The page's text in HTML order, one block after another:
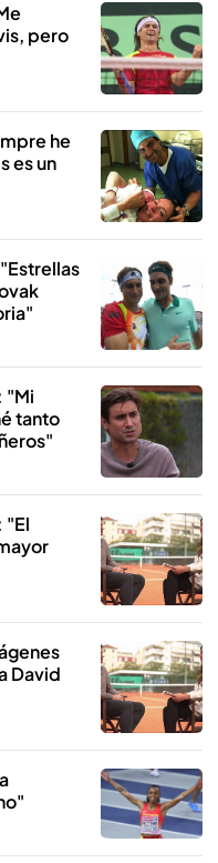
pero
he
es un
"Mi
tanto
"El
David